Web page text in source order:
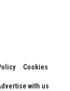
Cookies
with us